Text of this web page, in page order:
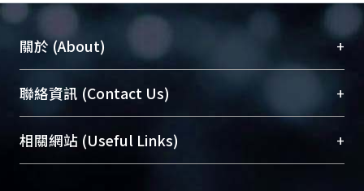
關於 (About) +
臺大位居世界頂尖大學之列，為永久珍藏及向國際
展現本校豐碩的研究成果及學術能量，圖書館整合
機構典藏（NTUR）與學術庫（AH）不同功能平
台，成為臺大學術典藏NTU scholars。期能整合研
聯絡資訊 (Contact Us) +
總館學科館員(Main Library)
醫學圖書館學科館員(Medical Library)
相關網站 (Useful Links) +